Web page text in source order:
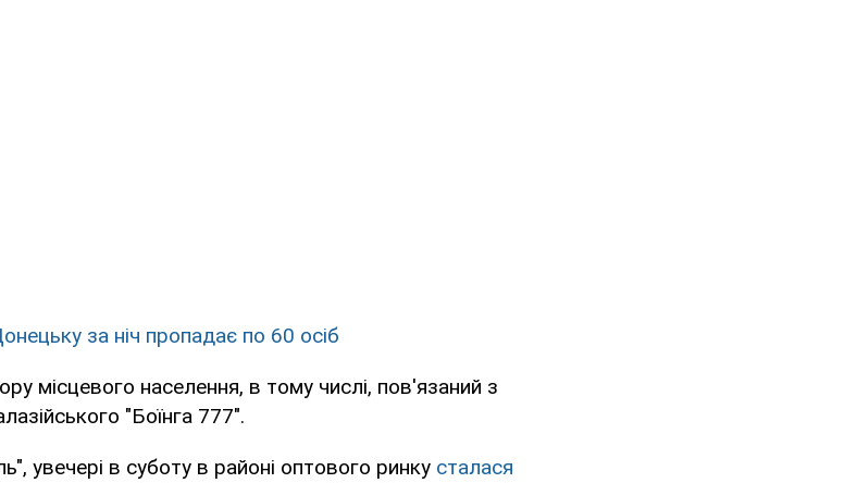
за ніч пропадає по 60 осіб
місцевого населення, в тому числі, пов'язаний з
"Боїнга 777".
увечері в суботу в районі оптового ринку сталася